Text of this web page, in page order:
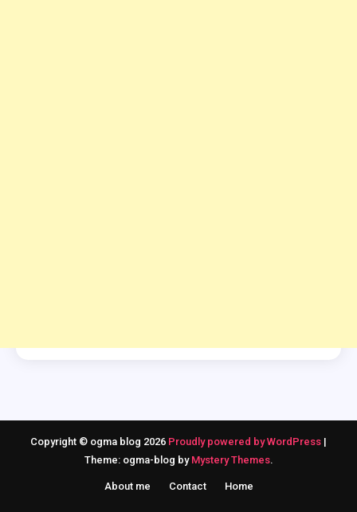
Copyright © ogma blog 2026 Proudly powered by WordPress |
Theme: ogma-blog by Mystery Themes.
About me Contact Home